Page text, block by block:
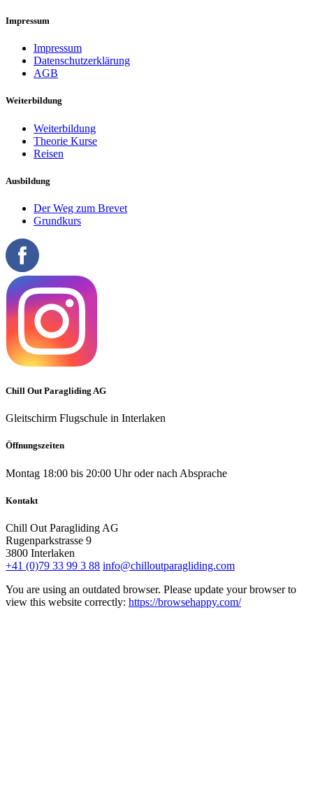
Impressum
Impressum
Datenschutzerklärung
AGB
Weiterbildung
Weiterbildung
Theorie Kurse
Reisen
Ausbildung
Der Weg zum Brevet
Grundkurs
Chill Out Paragliding AG
Gleitschirm Flugschule in Interlaken
Öffnungszeiten
Montag 18:00 bis 20:00 Uhr oder nach Absprache
Kontakt
Chill Out Paragliding AG
Rugenparkstrasse 9
3800 Interlaken
+41 (0)79 33 99 3 88 info@chilloutparagliding.com
You are using an outdated browser. Please update your browser to
view this website correctly: https://browsehappy.com/